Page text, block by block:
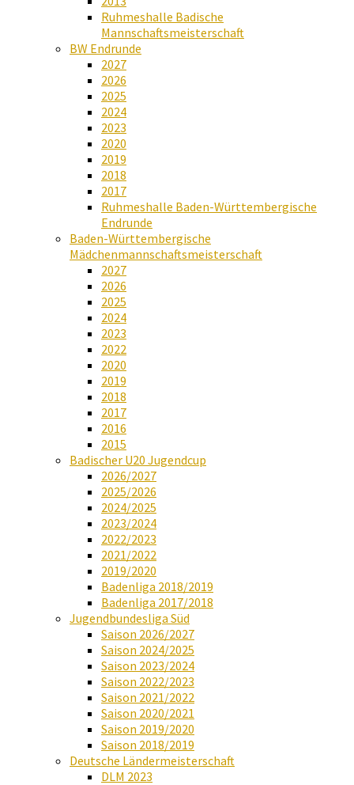
Ruhmeshalle Badische
Mannschaftsmeisterschaft
BW Endrunde
2027
2026
2025
2024
2023
2020
2019
2018
2017
Ruhmeshalle Baden-Württembergische
Endrunde
Baden-Württembergische
Mädchenmannschaftsmeisterschaft
2027
2026
2025
2024
2023
2022
2020
2019
2018
2017
2016
2015
Badischer U20 Jugendcup
2026/2027
2025/2026
2024/2025
2023/2024
2022/2023
2021/2022
2019/2020
Badenliga 2018/2019
Badenliga 2017/2018
Jugendbundesliga Süd
Saison 2026/2027
Saison 2024/2025
Saison 2023/2024
Saison 2022/2023
Saison 2021/2022
Saison 2020/2021
Saison 2019/2020
Saison 2018/2019
Deutsche Ländermeisterschaft
DLM 2023